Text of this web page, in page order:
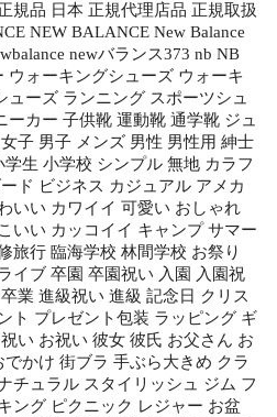
規品 日本 正規代理店品 正規取扱
NEW BALANCE New Balance
newバランス373 nb NB
ウォーキングシューズ ウォーキ
ューズ ランニング スポーツシュ
ーカー 子供靴 運動靴 通学靴 ジュ
子 男子 メンズ 男性 男性用 紳士
生 小学校 シンプル 無地 カラフ
ド ビジネス カジュアル アメカ
いい カワイイ 可愛い おしゃれ
いい カッコイイ キャンプ サマー
旅行 臨海学校 林間学校 お祭り
イブ 卒園 卒園祝い 入園 入園祝
業 進級祝い 進級 記念日 クリス
ト プレゼント包装 ラッピング ギ
い お祝い 彼女 彼氏 お父さん お
かけ 街ブラ 手ぶら大きめ クラ
チュラル スタイリッシュ ジム フ
ング ピクニック レジャー お盆